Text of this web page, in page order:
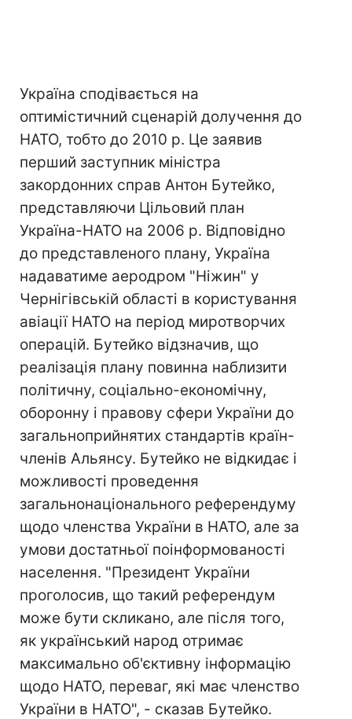
Україна сподівається на
оптимістичний сценарій долучення до
НАТО, тобто до 2010 р. Це заявив
перший заступник міністра
закордонних справ Антон Бутейко,
представляючи Цільовий план
Україна-НАТО на 2006 р. Відповідно
до представленого плану, Україна
надаватиме аеродром "Ніжин" у
Чернігівській області в користування
авіації НАТО на період миротворчих
операцій. Бутейко відзначив, що
реалізація плану повинна наблизити
політичну, соціально-економічну,
оборонну і правову сфери України до
загальноприйнятих стандартів країн-
членів Альянсу. Бутейко не відкидає і
можливості проведення
загальнонаціонального референдуму
щодо членства України в НАТО, але за
умови достатньої поінформованості
населення. "Президент України
проголосив, що такий референдум
може бути скликано, але після того,
як український народ отримає
максимально об'єктивну інформацію
щодо НАТО, переваг, які має членство
України в НАТО", - сказав Бутейко.